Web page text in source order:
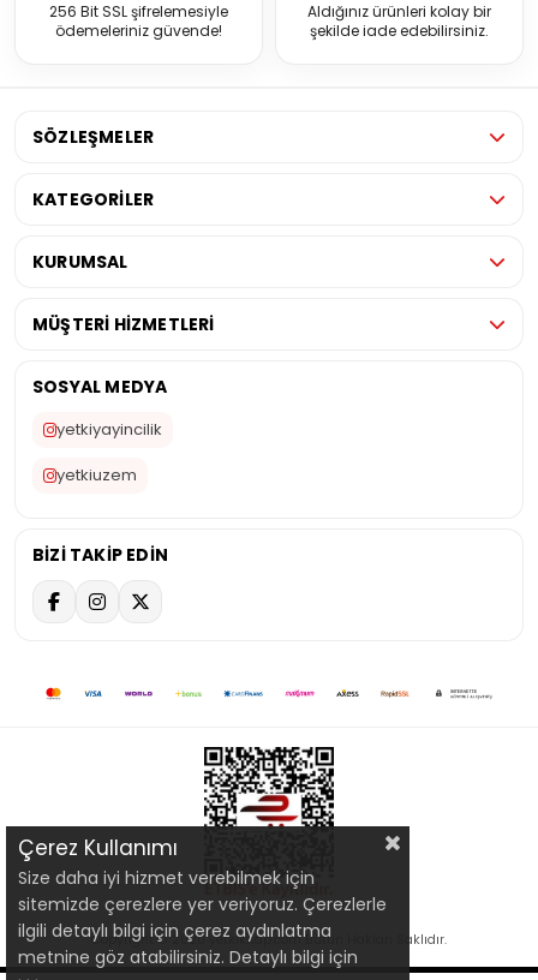
256 Bit SSL şifrelemesiyle
ödemeleriniz güvende!
Aldığınız ürünleri kolay bir
şekilde iade edebilirsiniz.
SÖZLEŞMELER
KATEGORİLER
KURUMSAL
MÜŞTERİ HİZMETLERİ
SOSYAL MEDYA
yetkiyayincilik
yetkiuzem
BİZİ TAKİP EDİN
Copyright © 2020 yetkikitap.com Bütün Hakları Saklıdır.
Çerez Kullanımı
Size daha iyi hizmet verebilmek için
sitemizde çerezlere yer veriyoruz. Çerezlerle
ilgili detaylı bilgi için çerez aydınlatma
metnine göz atabilirsiniz. Detaylı bilgi için